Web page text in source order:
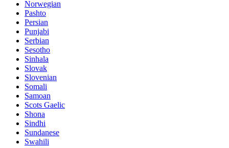
Norwegian
Pashto
Persian
Punjabi
Serbian
Sesotho
Sinhala
Slovak
Slovenian
Somali
Samoan
Scots Gaelic
Shona
Sindhi
Sundanese
Swahili